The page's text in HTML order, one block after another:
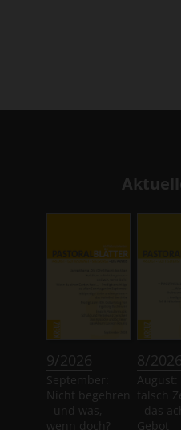
9/2026
September:
Nicht begehren
- und was,
wenn doch?
8/2026
August:
falsch
- das
Gebot